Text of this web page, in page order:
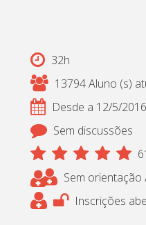
32h
13794 Aluno (s)
Desde a 12/5/2016
Sem discussões
Sem orientação
Inscrições